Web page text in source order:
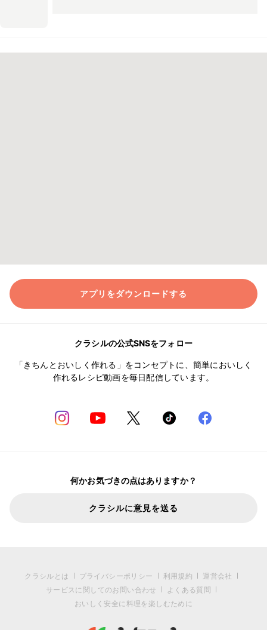
アプリをダウンロードする
クラシルの公式SNSをフォロー
「きちんとおいしく作れる」をコンセプトに、簡単においしく
作れるレシピ動画を毎日配信しています。
何かお気づきの点はありますか？
クラシルに意見を送る
クラシルとは プライバシーポリシー 利用規約
運営会社
サービスに関してのお問い合わせ
よくある質問
おいしく安全に料理を楽しむために